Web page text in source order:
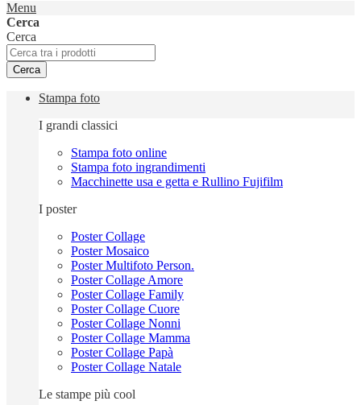
Menu
Cerca
Cerca
Cerca
Stampa foto
I grandi classici
Stampa foto online
Stampa foto ingrandimenti
Macchinette usa e getta e Rullino Fujifilm
I poster
Poster Collage
Poster Mosaico
Poster Multifoto Person.
Poster Collage Amore
Poster Collage Family
Poster Collage Cuore
Poster Collage Nonni
Poster Collage Mamma
Poster Collage Papà
Poster Collage Natale
Le stampe più cool